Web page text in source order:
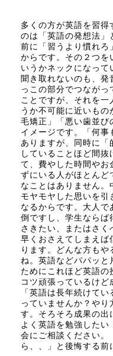
多くの方が英語を習得
のは「英語の発想法」
前に「習うより慣れろ
からです。その２つを
いうかネックになって
聞き取れないのも、発
っこの部分でつなが
ことですが、それを一
うか不可能に近いも
毛矯正」「悪い歯並び
イメージです。「何事
ありますが、同時に「
していることほど間
て、費やした時間やお
ずにいる人がほとんど
なことはありません。
モヤモヤした思いを引
なるからです。大人で
倒ですし、学生ならば
さきたい、またはさく
早くおさえてしまえば
ります。どんな方もや
ね。英語などパパッと
ためにこれほど英語の
コツ頑張っているけど
「英語は長年続けて
っていませんか？や
す。そろそろ成果の出
よく英語を勉強したい
会にご相談ください。
ら、、」と後悔する前